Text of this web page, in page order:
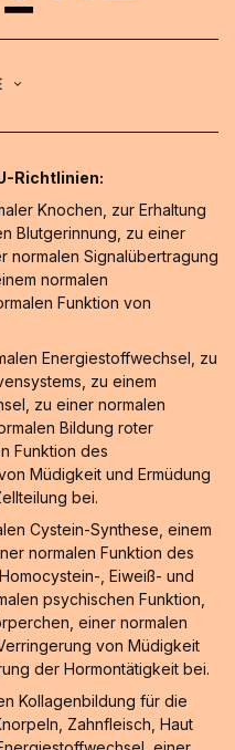
Richtlinien:
Knochen, zur Erhaltung
Blutgerinnung, zu einer
normalen Signalübertragung
normalen
Funktion von
Energiestoffwechsel, zu
zu einem
zu einer normalen
Bildung roter
Funktion des
Müdigkeit und Ermüdung
bei.
Cystein-Synthese, einem
normalen Funktion des
, Eiweiß- und
psychischen Funktion,
einer normalen
von Müdigkeit
der Hormontätigkeit bei.
Kollagenbildung für die
Zahnfleisch, Haut